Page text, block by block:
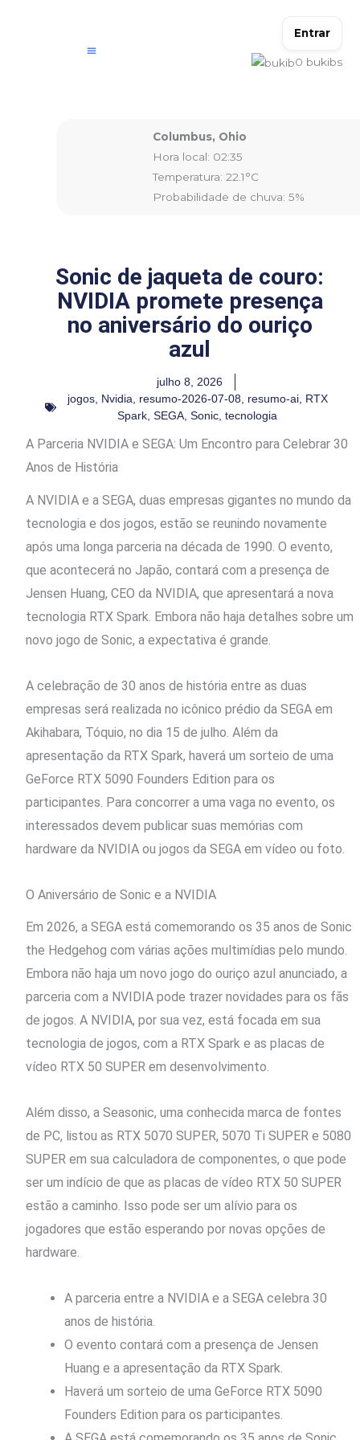
Entrar
0 bukibs
Columbus, Ohio
Hora local: 02:35
Temperatura: 22.1°C
Probabilidade de chuva: 5%
Sonic de jaqueta de couro:
NVIDIA promete presença
no aniversário do ouriço
azul
julho 8, 2026
jogos, Nvidia, resumo-2026-07-08, resumo-ai, RTX
Spark, SEGA, Sonic, tecnologia
A Parceria NVIDIA e SEGA: Um Encontro para Celebrar 30
Anos de História
A NVIDIA e a SEGA, duas empresas gigantes no mundo da
tecnologia e dos jogos, estão se reunindo novamente
após uma longa parceria na década de 1990. O evento,
que acontecerá no Japão, contará com a presença de
Jensen Huang, CEO da NVIDIA, que apresentará a nova
tecnologia RTX Spark. Embora não haja detalhes sobre um
novo jogo de Sonic, a expectativa é grande.
A celebração de 30 anos de história entre as duas
empresas será realizada no icônico prédio da SEGA em
Akihabara, Tóquio, no dia 15 de julho. Além da
apresentação da RTX Spark, haverá um sorteio de uma
GeForce RTX 5090 Founders Edition para os
participantes. Para concorrer a uma vaga no evento, os
interessados devem publicar suas memórias com
hardware da NVIDIA ou jogos da SEGA em vídeo ou foto.
O Aniversário de Sonic e a NVIDIA
Em 2026, a SEGA está comemorando os 35 anos de Sonic
the Hedgehog com várias ações multimídias pelo mundo.
Embora não haja um novo jogo do ouriço azul anunciado, a
parceria com a NVIDIA pode trazer novidades para os fãs
de jogos. A NVIDIA, por sua vez, está focada em sua
tecnologia de jogos, com a RTX Spark e as placas de
vídeo RTX 50 SUPER em desenvolvimento.
Além disso, a Seasonic, uma conhecida marca de fontes
de PC, listou as RTX 5070 SUPER, 5070 Ti SUPER e 5080
SUPER em sua calculadora de componentes, o que pode
ser um indício de que as placas de vídeo RTX 50 SUPER
estão a caminho. Isso pode ser um alívio para os
jogadores que estão esperando por novas opções de
hardware.
A parceria entre a NVIDIA e a SEGA celebra 30
anos de história.
O evento contará com a presença de Jensen
Huang e a apresentação da RTX Spark.
Haverá um sorteio de uma GeForce RTX 5090
Founders Edition para os participantes.